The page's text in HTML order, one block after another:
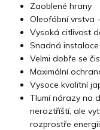
Zaoblené hrany
Oleofóbní vrstva
Vysoká citlivost
Snadná
Velmi dobře se
Maximální
Vysoce kvalitní
Tlumí nárazy na
neroztříští, ale
rozprostře